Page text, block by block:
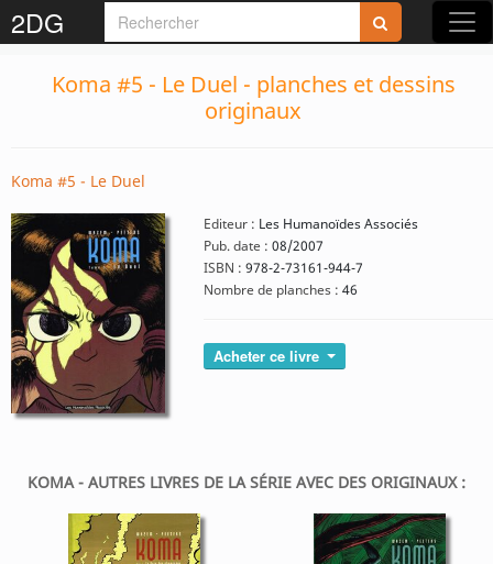
2DG
Koma #5 - Le Duel - planches et dessins
originaux
Koma #5 - Le Duel
Editeur : Les Humanoïdes Associés
Pub. date : 08/2007
ISBN : 978-2-73161-944-7
Nombre de planches : 46
Acheter ce livre
KOMA - AUTRES LIVRES DE LA SÉRIE AVEC DES ORIGINAUX :